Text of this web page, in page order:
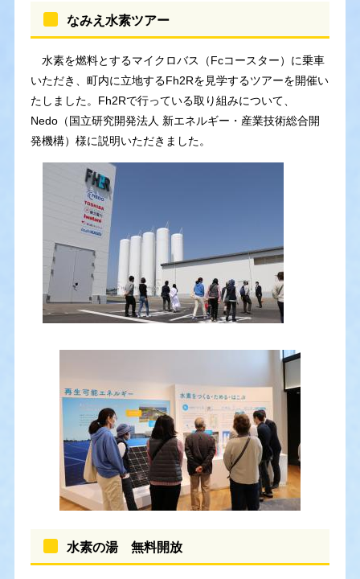
なみえ水素ツアー
水素を燃料とするマイクロバス（Fcコースター）に乗車
いただき、町内に立地するFh2Rを見学するツアーを開催い
たしました。Fh2Rで行っている取り組みについて、
Nedo（国立研究開発法人 新エネルギー・産業技術総合開
発機構）様に説明いただきました。
水素の湯 無料開放